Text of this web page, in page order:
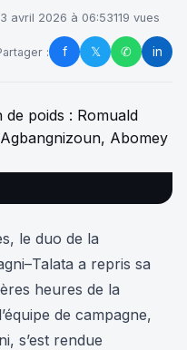
avril 2026 à 06:53119 vues
: f 𝕏 ✆ in
le duo de la
a repris sa
heures de la
de campagne,
s’est rendue